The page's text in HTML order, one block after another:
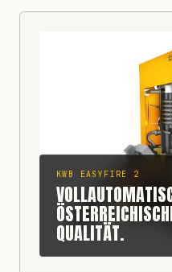
KWB EASYFIRE 2
QUALITÄT.